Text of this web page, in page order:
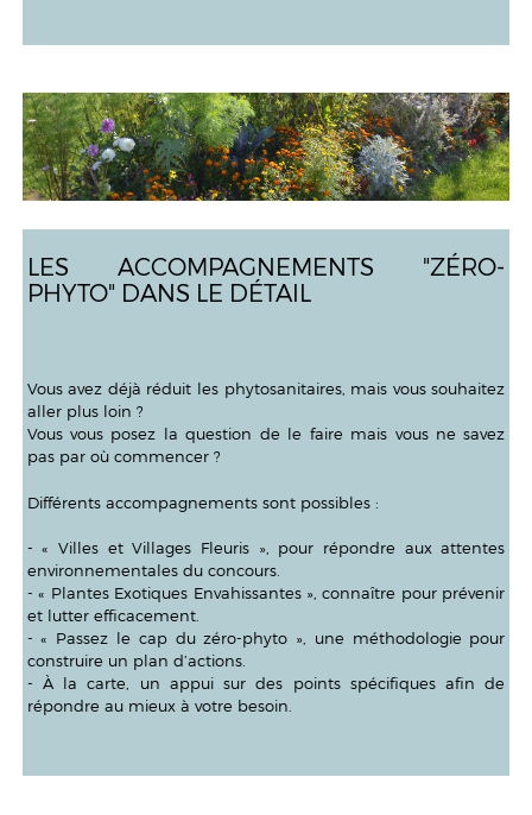
LES ACCOMPAGNEMENTS "ZÉRO-
PHYTO" DANS LE DÉTAIL
Vous avez déjà réduit les phytosanitaires, mais vous souhaitez
aller plus loin ?
Vous vous posez la question de le faire mais vous ne savez
pas par où commencer ?
Différents accompagnements sont possibles :
- « Villes et Villages Fleuris », pour répondre aux attentes
environnementales du concours.
- « Plantes Exotiques Envahissantes », connaître pour prévenir
et lutter efficacement.
- « Passez le cap du zéro-phyto », une méthodologie pour
construire un plan d’actions.
- À la carte, un appui sur des points spécifiques afin de
répondre au mieux à votre besoin.